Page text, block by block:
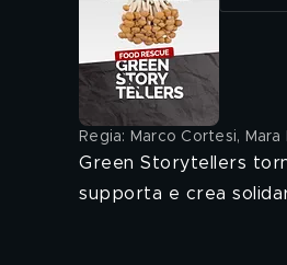
Regia: Marco Cortesi,
Green Storytellers
supporta e crea